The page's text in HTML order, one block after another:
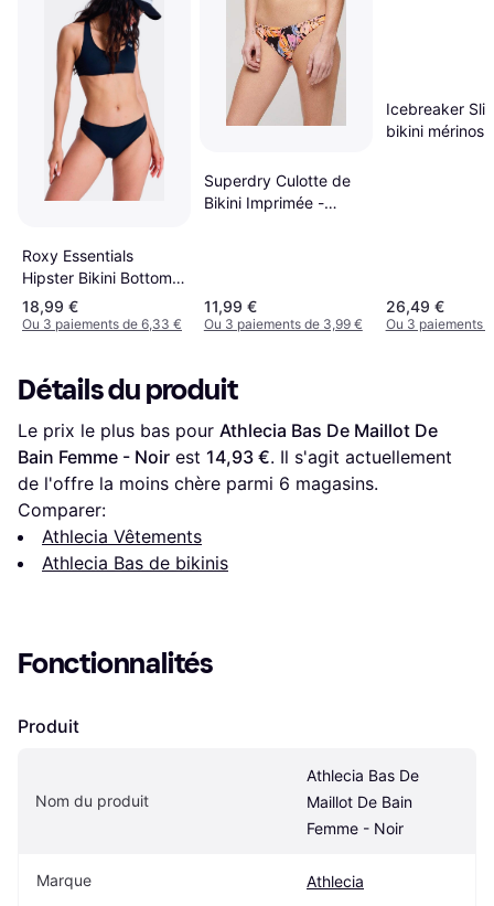
Roxy Essentials
Hipster Bikini Bottom -
Bleu
18,99 €
Ou 3 paiements de 6,33 €
Superdry Culotte de
Bikini Imprimée -
11,99 €
Ou 3 paiements de 3,99 €
Icebreaker
bikini mérinos
26,49 €
Ou 3 paiements
Détails du produit
Le prix le plus bas pour Athlecia Bas De Maillot De
Bain Femme - Noir est 14,93 €. Il s'agit actuellement
de l'offre la moins chère parmi 6 magasins.
Comparer:
Athlecia Vêtements
Athlecia Bas de bikinis
Fonctionnalités
Produit
Nom du produit
Athlecia Bas De
Maillot De Bain
Femme - Noir
Marque Athlecia